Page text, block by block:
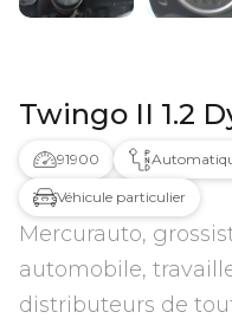
Twingo II 1.2
91900
Véhicule particulier
Mercurauto,
automobile,
distributeurs de